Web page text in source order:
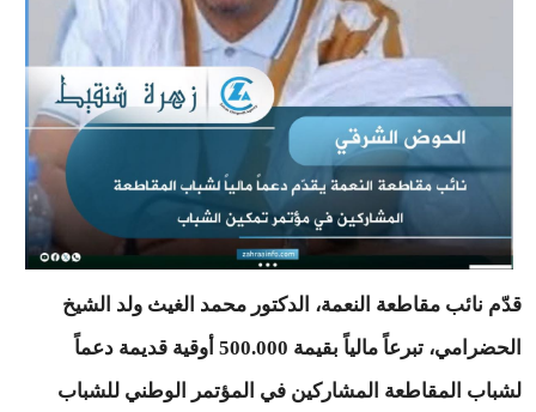
قدّم نائب مقاطعة النعمة، الدكتور محمد الغيث ولد الشيخ
الحضرامي، تبرعاً مالياً بقيمة 500.000 أوقية قديمة دعماً
لشباب المقاطعة المشاركين في المؤتمر الوطني للشباب